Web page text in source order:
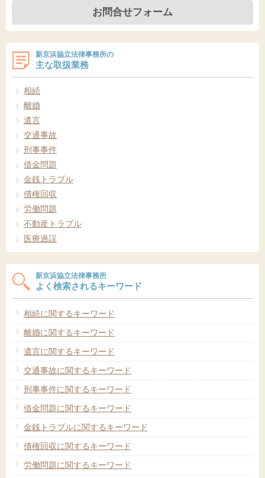
お問合せフォーム
新京浜協立法律事務所の
主な取扱業務
相続
離婚
遺言
交通事故
刑事事件
借金問題
金銭トラブル
債権回収
労働問題
不動産トラブル
医療過誤
新京浜協立法律事務所
よく検索されるキーワード
相続に関するキーワード
離婚に関するキーワード
遺言に関するキーワード
交通事故に関するキーワード
刑事事件に関するキーワード
借金問題に関するキーワード
金銭トラブルに関するキーワード
債権回収に関するキーワード
労働問題に関するキーワード